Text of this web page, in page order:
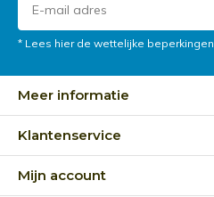
* Lees hier de wettelijke beperkingen
Meer informatie
Klantenservice
Mijn account